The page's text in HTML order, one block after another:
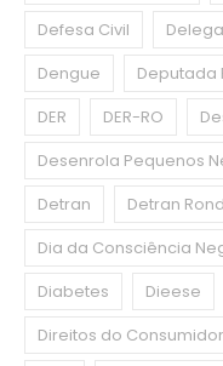
Defesa Civil
Dengue
Deputada
DER
DER-RO
Desenrola Pequenos
Detran
Detran
Dia da Consciência
Diabetes
Dieese
Direitos do Consumidor